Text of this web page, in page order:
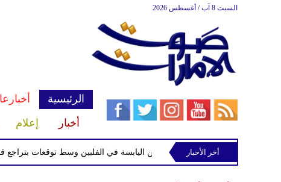
السبت 8 آب / أغسطس 2026
الرئيسية
أخبار
إعلام
الاستوائية "مايماي" تقترب من اليابسة في الفلبين وسط توقعات بتراجع قوتها
أخر الأخبار